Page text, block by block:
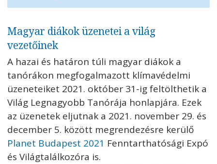
Magyar diákok üzenetei a világ
vezetőinek
A hazai és határon túli magyar diákok a
tanórákon megfogalmazott klímavédelmi
üzeneteiket 2021. október 31-ig feltölthetik a
Világ Legnagyobb Tanórája honlapjára. Ezek
az üzenetek eljutnak a 2021. november 29. és
december 5. között megrendezésre kerülő
Planet Budapest 2021 Fenntarthatósági Expó
és Világtalálkozóra is.